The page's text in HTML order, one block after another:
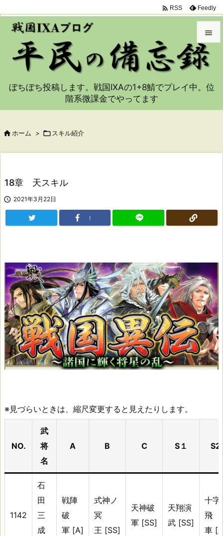


メニュ
サイド
 RSS Feedly
ぼちぼち投稿します。戦国IXAの1+8鯖でプレイ中。位
階系微課金でやってます
 ホーム >  スキル紹介
18章 天スキル
 2021年3月22日
!
※見づらいときは、縮尺変更すると見えたりします。
NO.
武
将
名
A B C S１ S2
1142
石
田
三
成
戦陣
破
軍 [A]
式神ノ
冥
王 [SS]
天神破
軍 [SS]
天翔演
武 [SS]
十字
飛
車